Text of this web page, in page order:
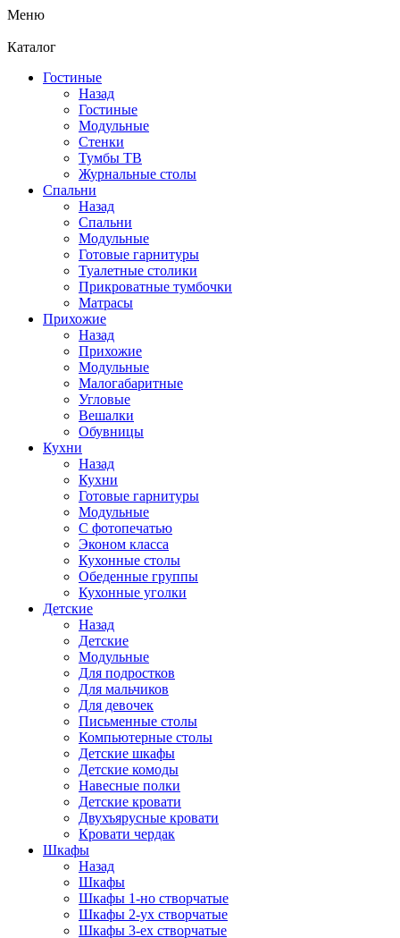
Меню
Каталог
Гостиные
Назад
Гостиные
Модульные
Стенки
Тумбы ТВ
Журнальные столы
Спальни
Назад
Спальни
Модульные
Готовые гарнитуры
Туалетные столики
Прикроватные тумбочки
Матрасы
Прихожие
Назад
Прихожие
Модульные
Малогабаритные
Угловые
Вешалки
Обувницы
Кухни
Назад
Кухни
Готовые гарнитуры
Модульные
С фотопечатью
Эконом класса
Кухонные столы
Обеденные группы
Кухонные уголки
Детские
Назад
Детские
Модульные
Для подростков
Для мальчиков
Для девочек
Письменные столы
Компьютерные столы
Детские шкафы
Детские комоды
Навесные полки
Детские кровати
Двухъярусные кровати
Кровати чердак
Шкафы
Назад
Шкафы
Шкафы 1-но створчатые
Шкафы 2-ух створчатые
Шкафы 3-ех створчатые